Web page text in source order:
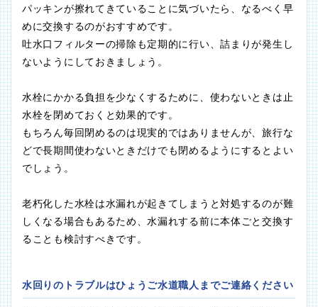
パッキンが擦れてきていることに気づいたら、なるべく早
めに交換するのがおすすめです。
吐水口フィルターの掃除も定期的に行い、詰まりが発生し
ないようにしておきましょう。
水栓にかかる負担を少なくするために、使わないときは止
水栓を閉めておくと効果的です。
もちろん毎回閉めるのは現実的ではありませんが、旅行な
どで長期間使わないときだけでも閉めるようにするとよい
でしょう。
老朽化した水栓は水漏れが起きてしまうと対処するのが難
しくなる場合もあるため、水漏れする前に本体ごと交換す
ることも検討すべきです。
水回りのトラブルはひょうご水道職人までご連絡ください